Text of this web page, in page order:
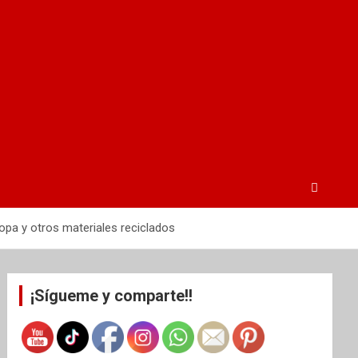
y otros materiales reciclados
¡Sígueme y comparte!!